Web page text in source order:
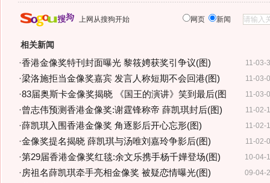
上网从搜狗开始 网页 新闻
相关新闻
11-03-
·香港金像奖特刊封面曝光 黎筱娉获奖引争议(图)
11-03-
·梁洛施拒当金像奖嘉宾 发言人称短期不会回港(图)
11-03-
·83届奥斯卡金像奖揭晓 《国王的演讲》笑到最后(图
11-02-
·曾志伟预测香港金像奖:谢霆锋称帝 薛凯琪封后(图)
11-02-
·薛凯琪入围香港金像奖 角逐影后开心忘形(图)
11-02-
·金像奖提名揭晓 薛凯琪与汤唯刘嘉玲争影后(图)
10-04-
·第29届香港金像奖红毯:余文乐携手杨千嬅登场(图)
09-04-
·房祖名薛凯琪牵手亮相金像奖 被疑恋情曝光(图)